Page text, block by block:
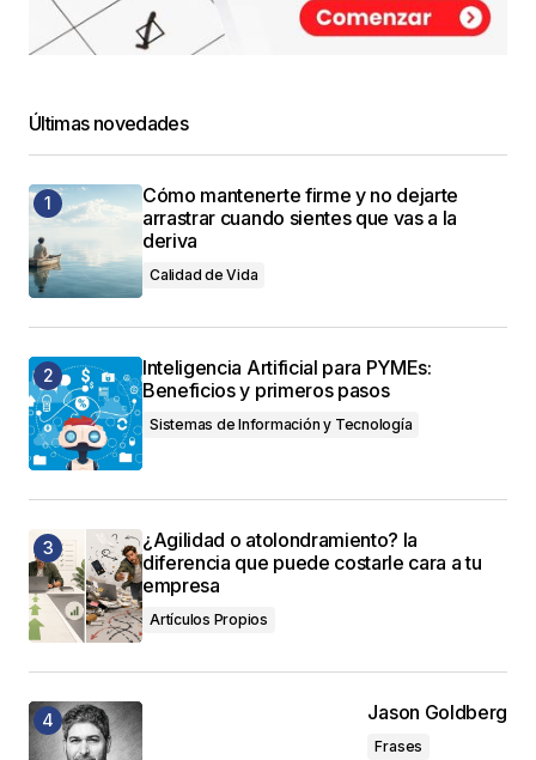
Últimas novedades
Cómo mantenerte firme y no dejarte
arrastrar cuando sientes que vas a la
deriva
Calidad de Vida
Inteligencia Artificial para PYMEs:
Beneficios y primeros pasos
Sistemas de Información y Tecnología
¿Agilidad o atolondramiento? la
diferencia que puede costarle cara a tu
empresa
Artículos Propios
Jason Goldberg
Frases